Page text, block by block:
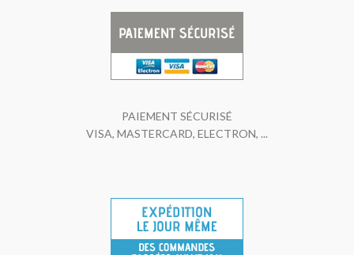
PAIEMENT SÉCURISÉ
VISA, MASTERCARD, ELECTRON, ...